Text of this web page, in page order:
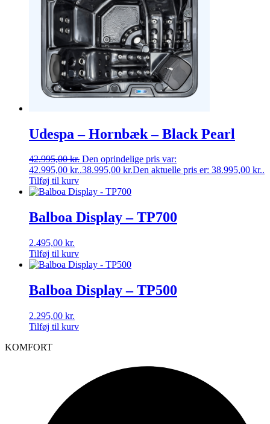
Udespa – Hornbæk – Black Pearl
42.995,00kr. Den oprindelige pris var:
42.995,00 kr..38.995,00 kr.Den aktuelle pris er: 38.995,00 kr..
Tilføj til kurv
Balboa Display – TP700
2.495,00 kr.
Tilføj til kurv
Balboa Display – TP500
2.295,00 kr.
Tilføj til kurv
KOMFORT